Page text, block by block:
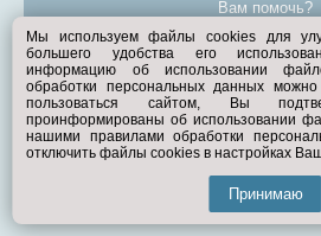
Вам помочь?
© Exist.ru
Мы используем файлы cookies для
большего удобства его
информацию об использовании
обработки персональных данных
пользоваться сайтом, Вы
проинформированы об использовании
нашими правилами обработки
отключить файлы cookies в настройках
Принимаю